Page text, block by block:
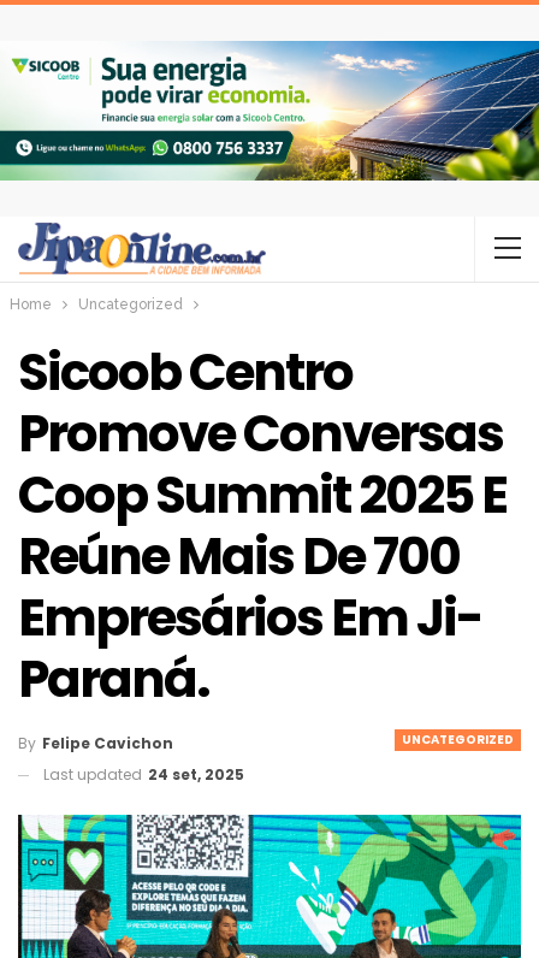
Home Uncategorized
Sicoob Centro
Promove Conversas
Coop Summit 2025 E
Reúne Mais De 700
Empresários Em Ji-
Paraná.
UNCATEGORIZED
By Felipe Cavichon
Last updated 24 set, 2025